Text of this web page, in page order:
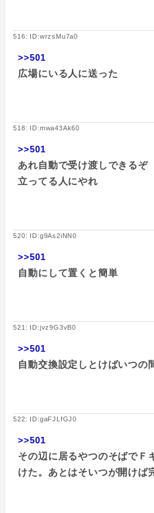
516: ID:wrzsMu7a0
>>501
広場にいる人に送った
518: ID:mwa43Ak60
>>501
あれ自動で受け渡しできるぞ
立ってる人にやれ
520: ID:g9As2iNN0
>>501
自動にして置くと簡単
521: ID:jvz9G3vB0
>>501
自動交換設定しとけばいつの
522: ID:gaFJLfGJ0
>>501
その辺に居るやつのそばでＦ
けた。あとはそいつが開けば